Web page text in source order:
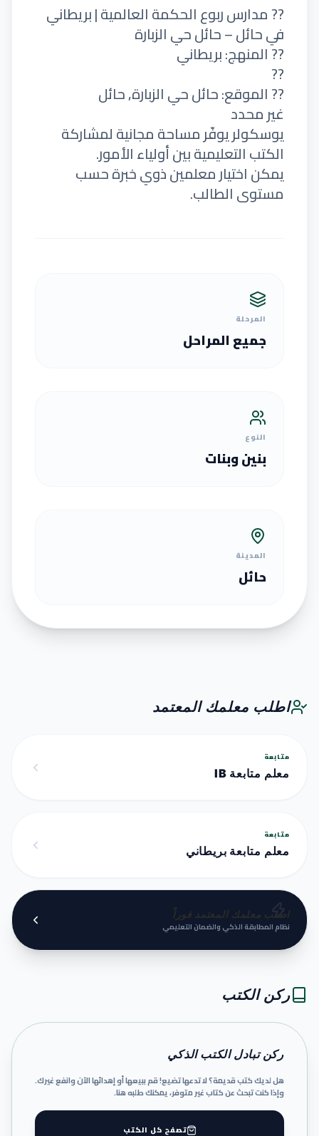
?? مدارس ربوع الحكمة العالمية | بريطاني
في حائل – حائل حي الزبارة
?? المنهج: بريطاني
??
?? الموقع: حائل حي الزبارة, حائل
غير محدد
يوسكولر يوفّر مساحة مجانية لمشاركة
الكتب التعليمية بين أولياء الأمور.
يمكن اختيار معلمين ذوي خبرة حسب
مستوى الطالب.
المرحلة
جميع المراحل
النوع
بنين وبنات
المدينة
حائل
اطلب معلمك المعتمد
متابعة
معلم متابعة IB
متابعة
معلم متابعة بريطاني
اطلب معلمك المعتمد فوراً
نظام المطابقة الذكي والضمان التعليمي
ركن الكتب
ركن تبادل الكتب الذكي
هل لديك كتب قديمة؟ لا تدعها تضيع! قم ببيعها أو إهدائها الآن وانفع غيرك.
وإذا كنت تبحث عن كتاب غير متوفر، يمكنك طلبه هنا.
تصفح كل الكتب